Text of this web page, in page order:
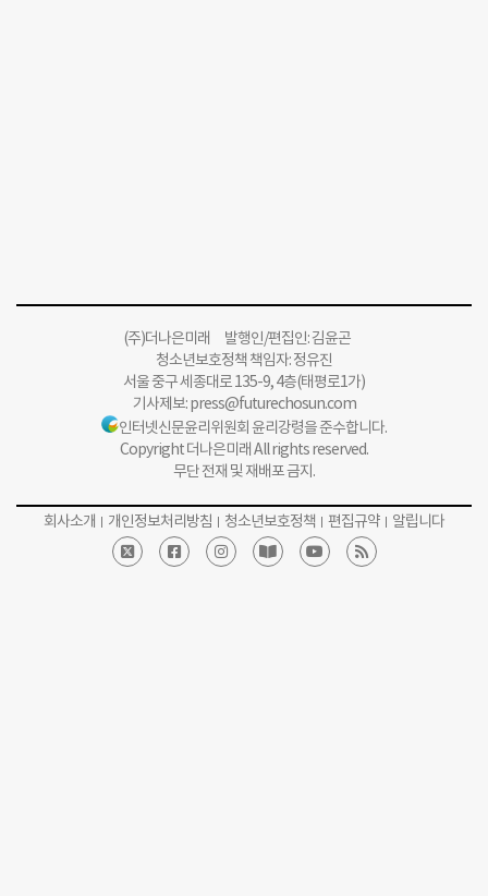
(주)더나은미래 발행인/편집인: 김윤곤
청소년보호정책 책임자: 정유진
서울 중구 세종대로 135-9, 4층(태평로1가)
기사제보:press@futurechosun.com
인터넷신문윤리위원회 윤리강령을 준수합니다.
Copyright 더나은미래 All rights reserved.
무단 전재 및 재배포 금지.
회사소개 개인정보처리방침 청소년보호정책 편집규약 알립니다